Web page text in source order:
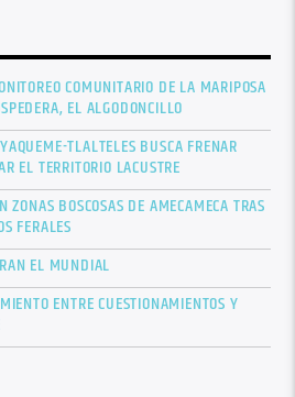
COMUNITARIO DE LA MARIPOSA
EL ALGODONCILLO
TLALTELES BUSCA FRENAR
EL TERRITORIO LACUSTRE
BOSCOSAS DE AMECAMECA TRAS
FERALES
EL MUNDIAL
ENTRE CUESTIONAMIENTOS Y